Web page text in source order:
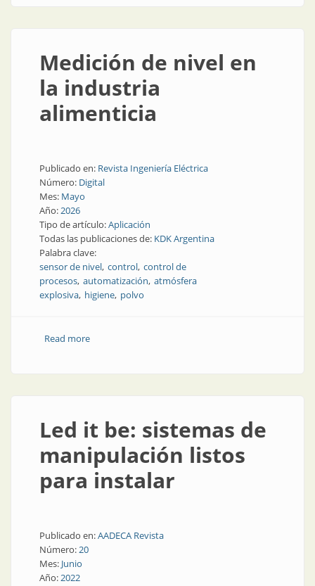
Medición de nivel en
la industria
alimenticia
Publicado en: Revista Ingeniería Eléctrica
Número: Digital
Mes: Mayo
Año:2026
Tipo de artículo:Aplicación
Todas las publicaciones de: KDK Argentina
Palabra clave:
sensor de nivel control control de
procesos automatización atmósfera
explosiva higiene polvo
Read moreabout Medición de nivel en la industria alimenticia
Led it be: sistemas de
manipulación listos
para instalar
Publicado en:AADECA Revista
Número:20
Mes: Junio
Año:2022